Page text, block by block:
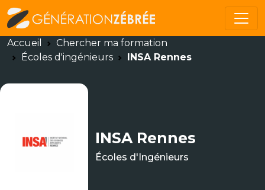
Accueil
Chercher ma formation
Écoles d'ingénieurs
INSA Rennes
INSA Rennes
Écoles d'Ingénieurs